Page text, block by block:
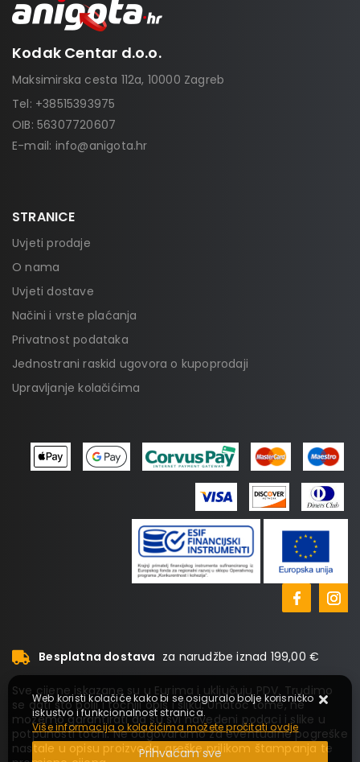
Kodak Centar d.o.o.
Maksimirska cesta 112a, 10000 Zagreb
Tel: +38515393975
OIB: 56307720607
E-mail: info@anigota.hr
STRANICE
Uvjeti prodaje
O nama
Uvjeti dostave
Načini i vrste plaćanja
Privatnost podataka
Jednostrani raskid ugovora o kupoprodaji
Upravljanje kolačićima
Besplatna dostava za narudžbe iznad 199,00 €
Sve cijene iskazane su u Eurima i uključuju PDV. Trudimo
se dati što bolji i točniji opis i sliku. Unatoč tome, ne
možemo garantirati da su svi navedeni podaci i slike u
potpunosti točni. Ne odgovaramo za eventualne pogreške
nastale u opisu proizvoda, greške prilikom štampanja te
Web koristi kolačiće kako bi se osiguralo bolje korisničko
iskustvo i funkcionalnost stranica.
Više informacija o kolačićima možete pročitati ovdje
Prihvaćam sve